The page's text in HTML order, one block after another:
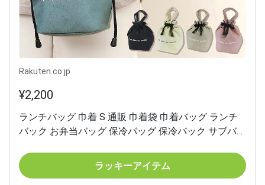
Rakuten.co.jp
¥2,200
ランチバッグ 巾着 S 通販 巾着袋 巾着バッグ ランチ
バック お弁当バッグ 保冷バッグ 保冷バック サブバッ
水 ミニ 小さめ お弁当 アウトドア シンプル 無地 かわ
いい 可愛い
ラッキーアイテム